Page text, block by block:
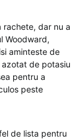
rachete, dar nu a
Woodward,
aminteste de
de potasiu
pentru a
peste
de lista pentru